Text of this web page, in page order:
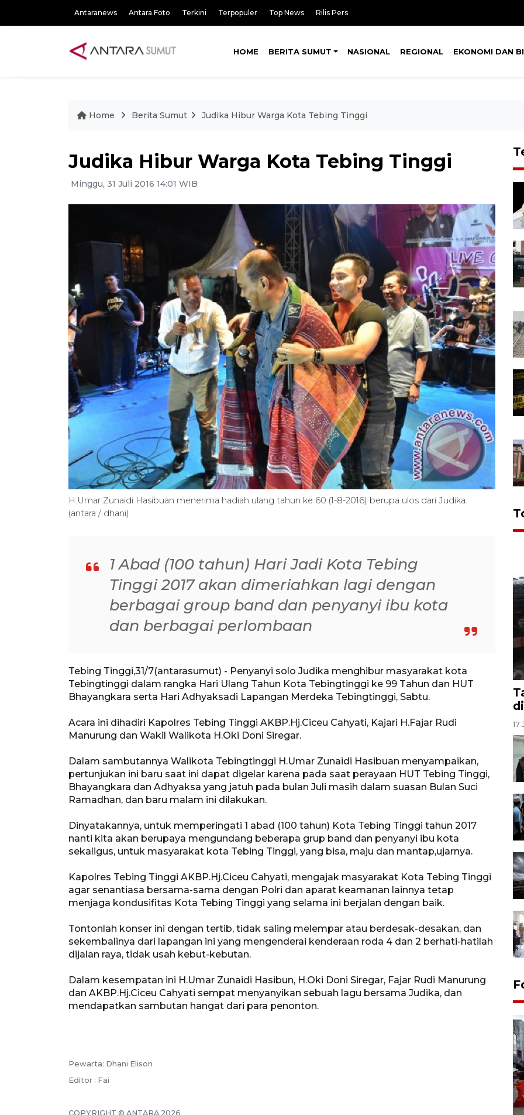
Antaranews Antara Foto Terkini Terpopuler Top News Rilis Pers
HOME BERITA SUMUT NASIONAL REGIONAL EKONOMI DAN
Home Berita Sumut Judika Hibur Warga Kota Tebing Tinggi
Judika Hibur Warga Kota Tebing Tinggi
Minggu, 31 Juli 2016 14:01 WIB
H.Umar Zunaidi Hasibuan menerima hadiah ulang tahun ke 60 (1-8-2016) berupa ulos dari Judika.
(antara / dhani)
1 Abad (100 tahun) Hari Jadi Kota Tebing
Tinggi 2017 akan dimeriahkan lagi dengan
berbagai group band dan penyanyi ibu kota
dan berbagai perlombaan
Tebing Tinggi,31/7(antarasumut) - Penyanyi solo Judika menghibur masyarakat kota
Tebingtinggi dalam rangka Hari Ulang Tahun Kota Tebingtinggi ke 99 Tahun dan HUT
Bhayangkara serta Hari Adhyaksadi Lapangan Merdeka Tebingtinggi, Sabtu.
Acara ini dihadiri Kapolres Tebing Tinggi AKBP.Hj.Ciceu Cahyati, Kajari H.Fajar Rudi
Manurung dan Wakil Walikota H.Oki Doni Siregar.
Dalam sambutannya Walikota Tebingtinggi H.Umar Zunaidi Hasibuan menyampaikan,
pertunjukan ini baru saat ini dapat digelar karena pada saat perayaan HUT Tebing Tinggi,
Bhayangkara dan Adhyaksa yang jatuh pada bulan Juli masih dalam suasan Bulan Suci
Ramadhan, dan baru malam ini dilakukan.
Dinyatakannya, untuk memperingati 1 abad (100 tahun) Kota Tebing Tinggi tahun 2017
nanti kita akan berupaya mengundang beberapa grup band dan penyanyi ibu kota
sekaligus, untuk masyarakat kota Tebing Tinggi, yang bisa, maju dan mantap,ujarnya.
Kapolres Tebing Tinggi AKBP.Hj.Ciceu Cahyati, mengajak masyarakat Kota Tebing Tinggi
agar senantiasa bersama-sama dengan Polri dan aparat keamanan lainnya tetap
menjaga kondusifitas Kota Tebing Tinggi yang selama ini berjalan dengan baik.
Tontonlah konser ini dengan tertib, tidak saling melempar atau berdesak-desakan, dan
sekembalinya dari lapangan ini yang mengenderai kenderaan roda 4 dan 2 berhati-hatilah
dijalan raya, tidak usah kebut-kebutan.
Dalam kesempatan ini H.Umar Zunaidi Hasibun, H.Oki Doni Siregar, Fajar Rudi Manurung
dan AKBP.Hj.Ciceu Cahyati sempat menyanyikan sebuah lagu bersama Judika, dan
mendapatkan sambutan hangat dari para penonton.
Pewarta: Dhani Elison
Editor : Fai
COPYRIGHT © ANTARA 2026
17